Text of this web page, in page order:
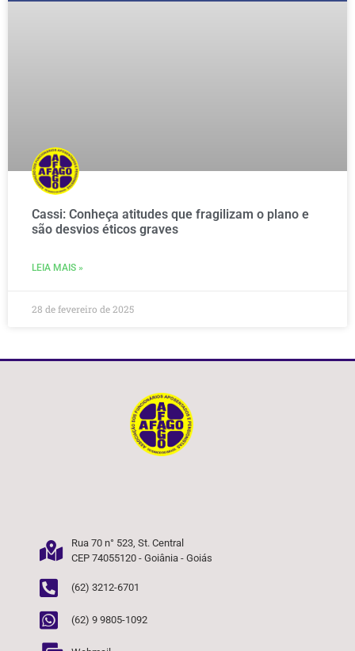
Cassi: Conheça atitudes que fragilizam o plano e
são desvios éticos graves
LEIA MAIS »
28 de fevereiro de 2025
Rua 70 n° 523, St. Central
CEP 74055120 - Goiânia - Goiás
(62) 3212-6701
(62) 9 9805-1092